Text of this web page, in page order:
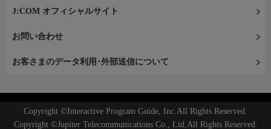
J:COM オフィシャルサイト
お問い合わせ
お客さまのデータ利用･外部送信について
Copyright ©Interactive Program Guide, Inc.All Rights Reserved.
Copyright ©Jupiter Telecommunications Co., Ltd.All Rights Reserved.